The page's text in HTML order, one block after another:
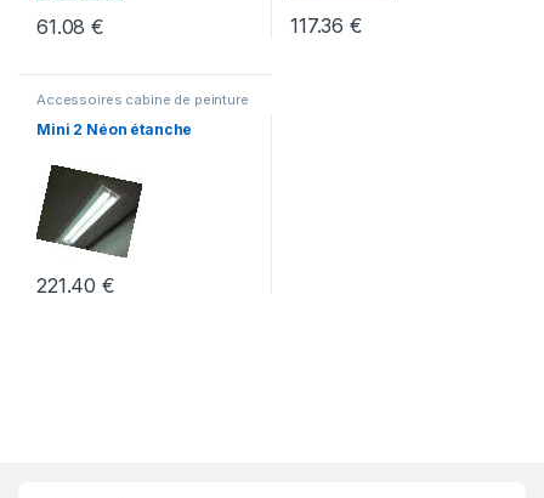
61.08€ 117.36€
Accessoires cabine de peinture
Mini 2 Néon étanche
221.40€